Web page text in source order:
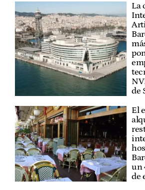
La
de
El
un
de